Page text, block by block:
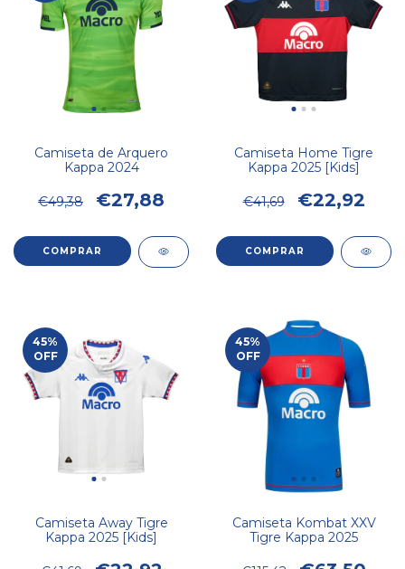
Camiseta de Arquero
Kappa 2024
€49,38 €27,88
COMPRAR
Camiseta Home Tigre
Kappa 2025 [Kids]
€41,69 €22,92
COMPRAR
45%
OFF
Camiseta Away Tigre
Kappa 2025 [Kids]
45%
OFF
Camiseta Kombat XXV
Tigre Kappa 2025